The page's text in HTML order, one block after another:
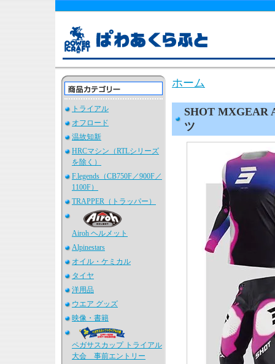
トライアル
オフロード
温故知新
HRCマシン（RTLシリーズ
を除く）
F.legends（CB750F／900F／
1100F）
TRAPPER（トラッパー）
Airoh ヘルメット
Alpinestars
オイル・ケミカル
タイヤ
洋用品
ウエア グッズ
映像・書籍
ペガサスカップ トライアル
大会 事前エントリー
ホーム
SHOT MXGEAR
ツ